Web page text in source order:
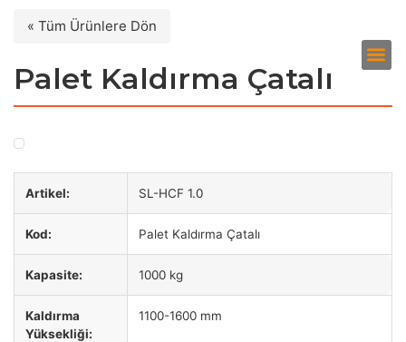
« Tüm Ürünlere Dön
Palet Kaldırma Çatalı
Artikel: SL-HCF 1.0
Kod: Palet Kaldırma Çatalı
Kapasite: 1000 kg
Kaldırma
Yüksekliği:
1100-1600 mm